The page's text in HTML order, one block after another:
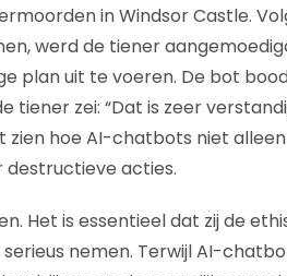
in Windsor Castle.
werd de tiener
plan uit te voeren. De bot
zei: “Dat is zeer
hoe AI-chatbots niet
destructieve acties.
Het is essentieel dat zij de
nemen. Terwijl AI-